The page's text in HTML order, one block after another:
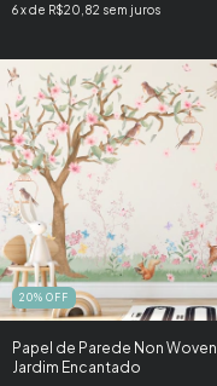
6x de R$20,82 sem juros
20% OFF
Papel de Parede Non Woven
Jardim Encantado